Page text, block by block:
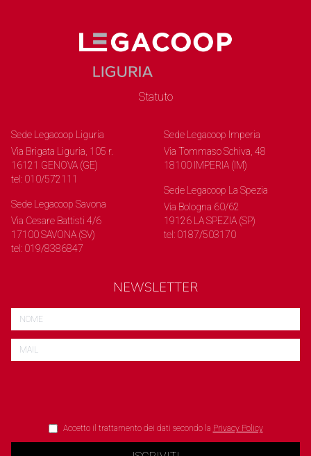
Statuto
Sede Legacoop Liguria
Via Brigata Liguria, 105 r.
16121 GENOVA (GE)
tel: 010/572111
Sede Legacoop Savona
Via Cesare Battisti 4/6
17100 SAVONA (SV)
tel: 019/8386847
Sede Legacoop Imperia
Via Tommaso Schiva, 48
18100 IMPERIA (IM)
Sede Legacoop La Spezia
Via Bologna 60/62
19126 LA SPEZIA (SP)
tel: 0187/503170
NEWSLETTER
Accetto il trattamento dei dati secondo la Privacy Policy